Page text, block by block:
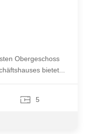
Obergeschoss
bietet...
5